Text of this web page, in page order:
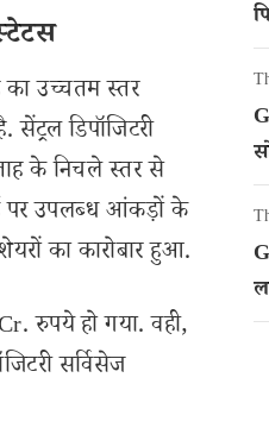
उच्चतम स्तर
डिपॉजिटरी
के निचले स्तर से
पर उपलब्ध आंकड़ों के
का कारोबार हुआ.
रुपये हो गया. वही,
सर्विसेज